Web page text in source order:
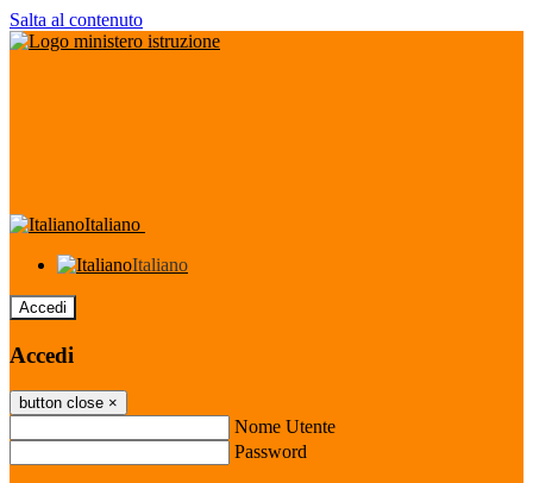
Salta al contenuto
Italiano
Italiano
Accedi
Accedi
button close ×
Nome Utente
Password